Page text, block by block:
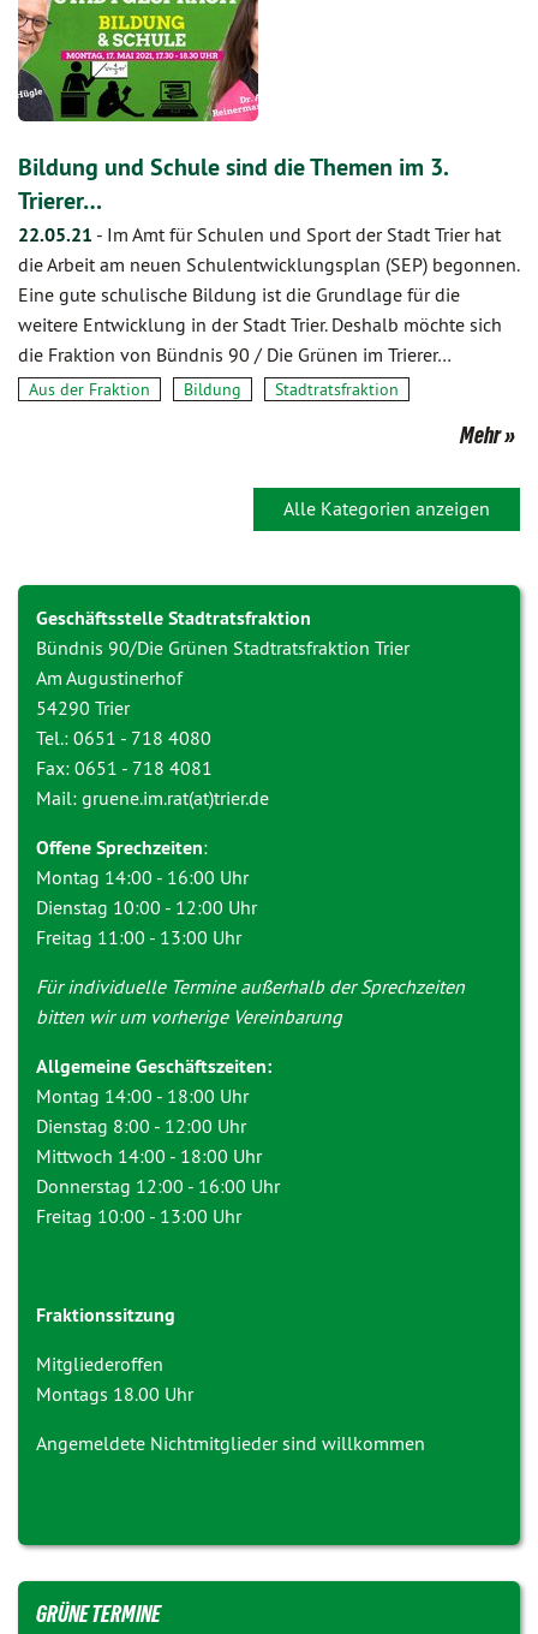
Bildung und Schule sind die Themen im 3.
Trierer…
22.05.21 - Im Amt für Schulen und Sport der Stadt Trier hat
die Arbeit am neuen Schulentwicklungsplan (SEP) begonnen.
Eine gute schulische Bildung ist die Grundlage für die
weitere Entwicklung in der Stadt Trier. Deshalb möchte sich
die Fraktion von Bündnis 90 / Die Grünen im Trierer…
Aus der Fraktion Bildung Stadtratsfraktion
Mehr
Alle Kategorien anzeigen
Geschäftsstelle Stadtratsfraktion
Bündnis 90/Die Grünen Stadtratsfraktion Trier
Am Augustinerhof
54290 Trier
Tel.: 0651 - 718 4080
Fax: 0651 - 718 4081
Mail: gruene.im.rat(at)trier.de
Offene Sprechzeiten:
Montag 14:00 - 16:00 Uhr
Dienstag 10:00 - 12:00 Uhr
Freitag 11:00 - 13:00 Uhr
Für individuelle Termine außerhalb der Sprechzeiten
bitten wir um vorherige Vereinbarung
Allgemeine Geschäftszeiten:
Montag 14:00 - 18:00 Uhr
Dienstag 8:00 - 12:00 Uhr
Mittwoch 14:00 - 18:00 Uhr
Donnerstag 12:00 - 16:00 Uhr
Freitag 10:00 - 13:00 Uhr
Fraktionssitzung
Mitgliederoffen
Montags 18.00 Uhr
Angemeldete Nichtmitglieder sind willkommen
GRÜNE TERMINE